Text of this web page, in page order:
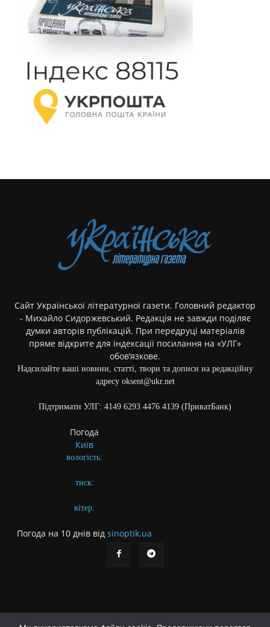
Сайт Української літературної газети. Головний редактор
- Михайло Сидоржевський. Редакція не завжди поділяє
думки авторів публікацій. При передруці матеріалів
пряме відкрите для індексації посилання на «УЛГ»
обов’язкове.
Надсилайте ваші новини, статті, твори та дописи на редакційну
адресу oksent@ukr.net
Підтримати УЛГ: 4149 6293 4476 4139 (ПриватБанк)
Погода
Київ
вологість:
тиск:
вітер:
Погода на 10 днів від sinoptik.ua